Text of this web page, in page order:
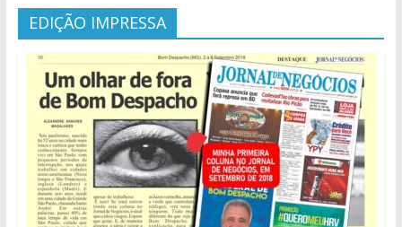
EDIÇÃO IMPRESSA